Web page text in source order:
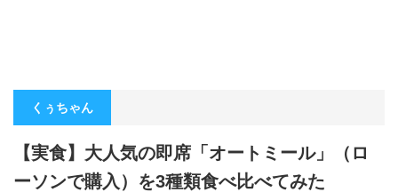
くぅちゃん
【実食】大人気の即席「オートミール」（ロ
ーソンで購入）を3種類食べ比べてみた